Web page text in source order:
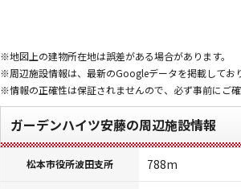
※地図上の建物所在地は誤差がある場合があります。
※周辺施設情報は、最新のGoogleデータを掲載しており
※情報の正確性は保証されませんので、必ず事前にご確
ガーデンハイツ安藤の周辺施設情報
松本市役所波田支所 788m